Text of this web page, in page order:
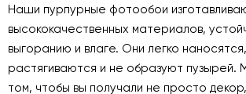
Наши пурпурные фотообои
высококачественных материалов,
выгоранию и влаге. Они легко
растягиваются и не образуют пузырей.
том, чтобы вы получали не просто